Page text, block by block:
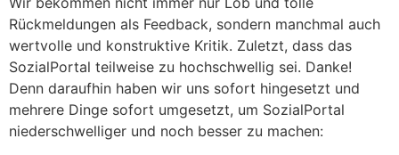
Rückmeldungen als Feedback, sondern manchmal auch
wertvolle und konstruktive Kritik. Zuletzt, dass das
SozialPortal teilweise zu hochschwellig sei. Danke!
Denn daraufhin haben wir uns sofort hingesetzt und
mehrere Dinge sofort umgesetzt, um SozialPortal
niederschwelliger und noch besser zu machen: